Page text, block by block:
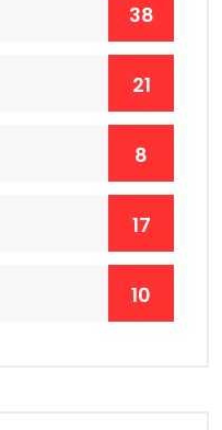
38
21
8
17
10